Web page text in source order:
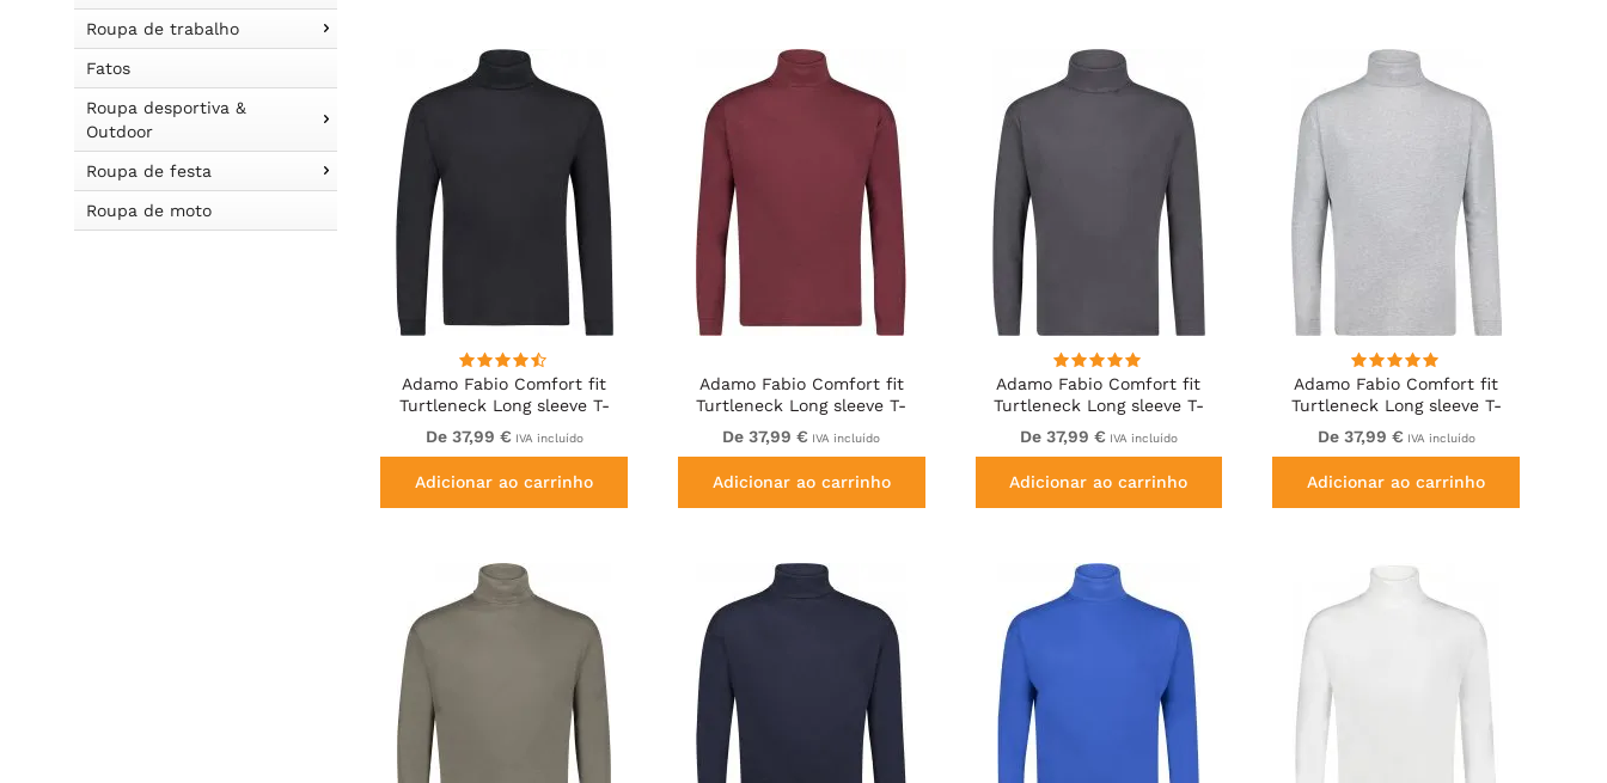
Roupa de trabalho
Fatos
Roupa desportiva &
Outdoor
Roupa de festa
Roupa de moto
Adamo Fabio Comfort fit
Turtleneck Long sleeve T-
shirt Black
De 37,99 € IVA incluído
Adicionar ao carrinho
Adamo Fabio Comfort fit
Turtleneck Long sleeve T-
shirt Burgundy
De 37,99 € IVA incluído
Adicionar ao carrinho
Adamo Fabio Comfort fit
Turtleneck Long sleeve T-
shirt Charcoal
De 37,99 € IVA incluído
Adicionar ao carrinho
Adamo Fabio Comfort fit
Turtleneck Long sleeve T-
shirt Grey
De 37,99 € IVA incluído
Adicionar ao carrinho